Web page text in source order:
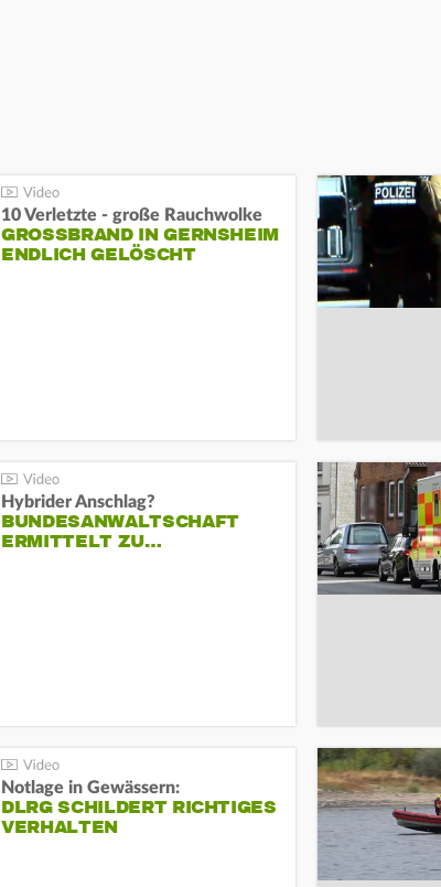
10 Verletzte - große Rauchwolke
GROSSBRAND IN GERNSHEIM E
NDLICH GELÖSCHT
Hybrider Anschlag?
BUNDESANWALTSCHAFT
ERMITTELT ZU…
Notlage in Gewässern:
DLRG SCHILDERT RICHTIGES
VERHALTEN